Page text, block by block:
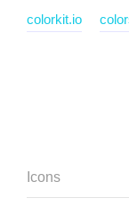
colorkit.io
Icons